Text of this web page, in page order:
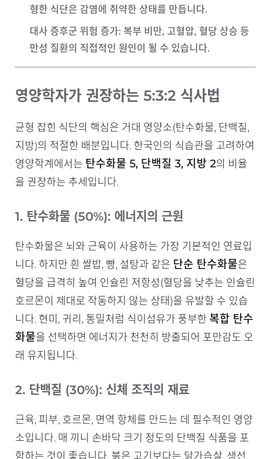
형한 식단은 감염에 취약한 상태를 만듭니다.
대사 증후군 위험 증가: 복부 비만, 고혈압, 혈당 상승 등
만성 질환의 직접적인 원인이 될 수 있습니다.
영양학자가 권장하는 5:3:2 식사법
균형 잡힌 식단의 핵심은 거대 영양소(탄수화물, 단백질,
지방)의 적절한 배분입니다. 한국인의 식습관을 고려하여
영양학계에서는 탄수화물 5, 단백질 3, 지방 2의 비율
을 권장하는 추세입니다.
1. 탄수화물 (50%): 에너지의 근원
탄수화물은 뇌와 근육이 사용하는 가장 기본적인 연료입
니다. 하지만 흰 쌀밥, 빵, 설탕과 같은 단순 탄수화물은
혈당을 급격히 높여 인슐린 저항성(혈당을 낮추는 인슐린
호르몬이 제대로 작동하지 않는 상태)을 유발할 수 있습
니다. 현미, 귀리, 통밀처럼 식이섬유가 풍부한 복합 탄수
화물을 선택하면 에너지가 천천히 방출되어 포만감도 오
래 유지됩니다.
2. 단백질 (30%): 신체 조직의 재료
근육, 피부, 호르몬, 면역 항체를 만드는 데 필수적인 영양
소입니다. 매 끼니 손바닥 크기 정도의 단백질 식품을 포
함하는 것이 좋습니다. 붉은 고기보다는 닭가슴살, 생선,